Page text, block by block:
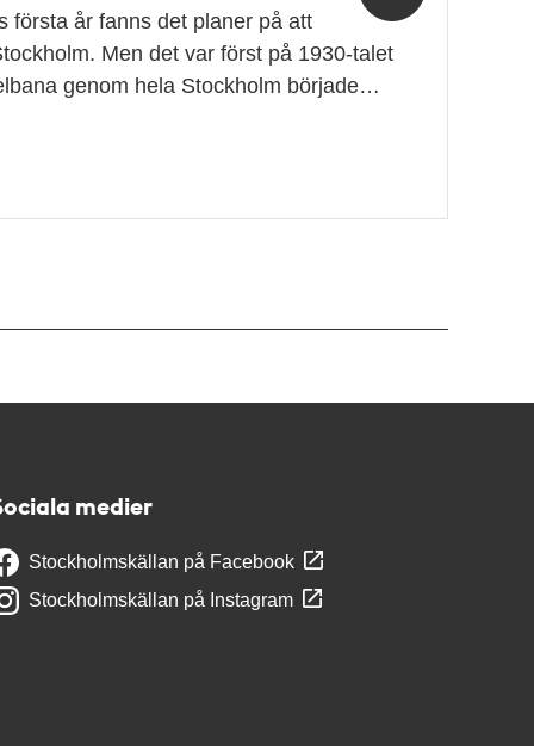
första år fanns det planer på att
Men det var först på 1930-talet
genom hela Stockholm började…
medier
Stockholmskällan på Facebook
Stockholmskällan på Instagram